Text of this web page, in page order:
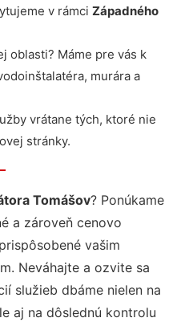
v rámci Západného
oblasti? Máme pre vás k
murára a
vrátane tých, ktoré nie
stránky.
Tomášov? Ponúkame
a zároveň cenovo
vašim
Neváhajte a ozvite sa
služieb dbáme nielen na
aj na dôslednú kontrolu